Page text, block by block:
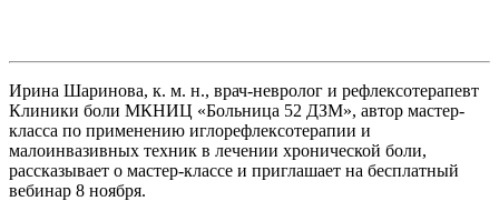
Ирина Шаринова, к. м. н., врач-невролог и рефлексотерапевт
Клиники боли МКНИЦ «Больница 52 ДЗМ», автор мастер-
класса по применению иглорефлексотерапии и
малоинвазивных техник в лечении хронической боли,
рассказывает о мастер-классе и приглашает на бесплатный
вебинар 8 ноября.